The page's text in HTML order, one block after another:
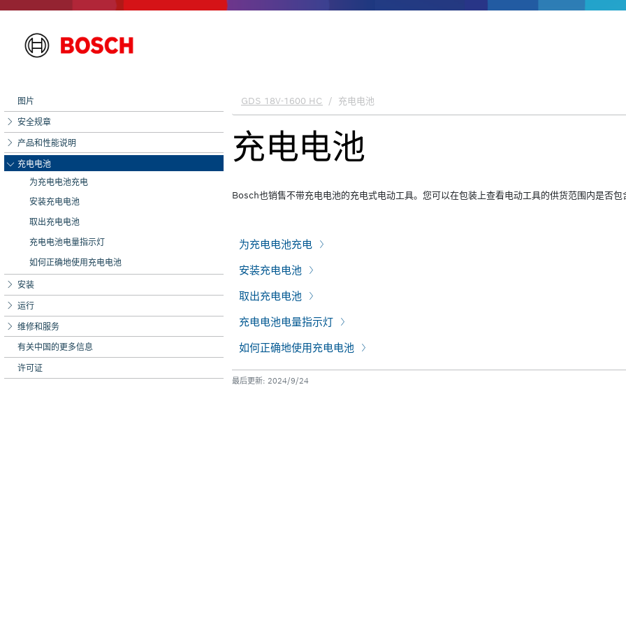
图片
安全规章
产品和性能说明
充电电池
为充电电池充电
安装充电电池
取出充电电池
充电电池电量指示灯
如何正确地使用充电电池
安装
运行
维修和服务
有关中国的更多信息
许可证